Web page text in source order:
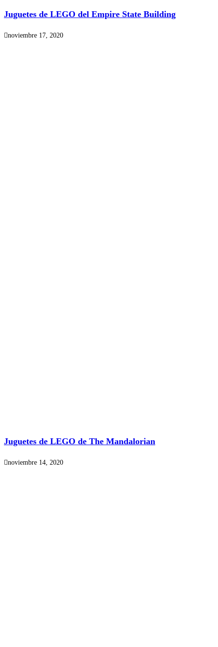
Juguetes de LEGO del Empire State Building
noviembre 17, 2020
Juguetes de LEGO de The Mandalorian
noviembre 14, 2020